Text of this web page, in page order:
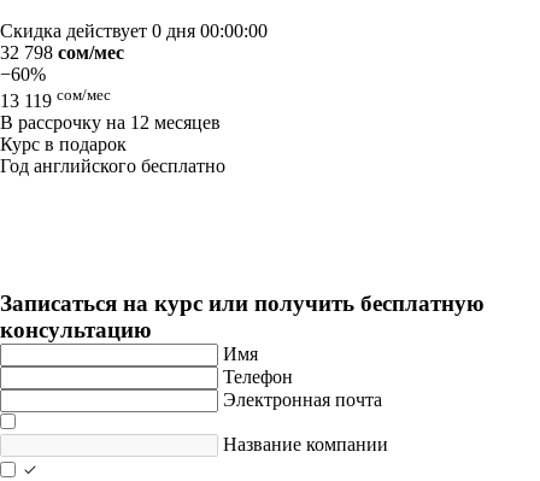
Скидка действует 0 дня 00:00:00
32 798 сом/мес
−60%
13 119 сом/мес
В рассрочку на 12 месяцев
Курс в подарок
Год английского бесплатно
Записаться на курс или получить бесплатную
консультацию
Имя
Телефон
Электронная почта
Название компании